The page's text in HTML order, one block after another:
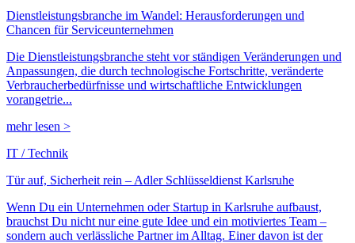
Dienstleistungsbranche im Wandel: Herausforderungen und
Chancen für Serviceunternehmen
Die Dienstleistungsbranche steht vor ständigen Veränderungen und
Anpassungen, die durch technologische Fortschritte, veränderte
Verbraucherbedürfnisse und wirtschaftliche Entwicklungen
vorangetrie...
mehr lesen >
IT / Technik
Tür auf, Sicherheit rein – Adler Schlüsseldienst Karlsruhe
Wenn Du ein Unternehmen oder Startup in Karlsruhe aufbaust,
brauchst Du nicht nur eine gute Idee und ein motiviertes Team –
sondern auch verlässliche Partner im Alltag. Einer davon ist der